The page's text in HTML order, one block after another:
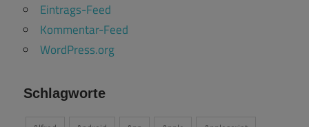
Eintrags-Feed
Kommentar-Feed
WordPress.org
Schlagworte